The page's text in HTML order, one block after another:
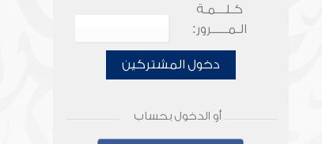
كـلـــمـة
الـمـــــرور:
دخول المشتركين
أو الدخول بحساب